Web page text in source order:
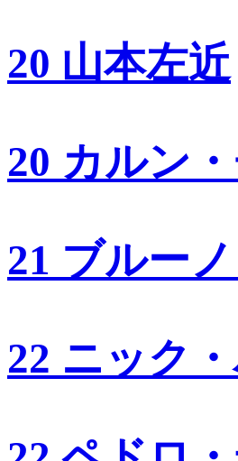
20 山本左近
20 カルン
21 ブルー
22 ニック